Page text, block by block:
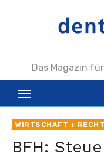
Das Magazin
WIRTSCHAFT + RECHT
BFH: